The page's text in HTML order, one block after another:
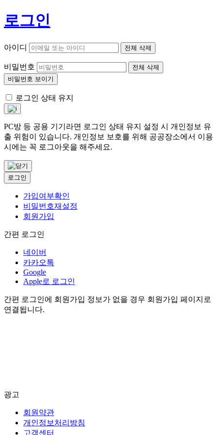
로그인
아이디 전체 삭제
비밀번호
전체 삭제
비밀번호 보이기
로그인 상태 유지
PC방 등 공용 기기라면 로그인 상태 유지 설정 시 개인정보 유
출 위험이 있습니다. 개인정보 보호를 위해 공공장소에서 이용
시에는 꼭 로그아웃을 해주세요.
로그인
가입여부확인
비밀번호재설정
회원가입
간편 로그인
네이버
카카오톡
Google
Apple로 로그인
간편 로그인에 회원가입 정보가 없을 경우 회원가입 페이지로
연결됩니다.
광고
회원약관
개인정보처리방침
고객센터